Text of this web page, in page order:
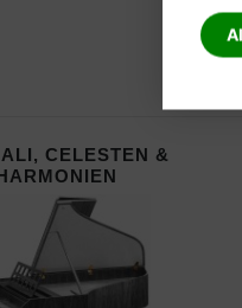
CELESTEN &